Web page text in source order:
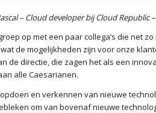
– Cloud developer bij Cloud Republic
op met een paar collega’s die net
de mogelijkheden zijn voor onze
de directie, die zagen het als een
alle Caesarianen.
en verkennen van nieuwe
om van bovenaf nieuwe